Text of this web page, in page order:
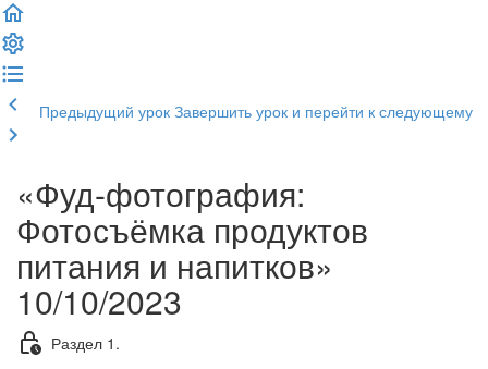
Предыдущий урок Завершить урок и перейти к следующему
«Фуд-фотография:
Фотосъёмка продуктов
питания и напитков»
10/10/2023
Раздел 1.